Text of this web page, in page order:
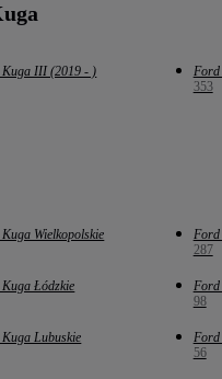
III (2019 - )
Ford
353
Wielkopolskie
Ford
287
Łódzkie
Ford
98
Lubuskie
Ford
56